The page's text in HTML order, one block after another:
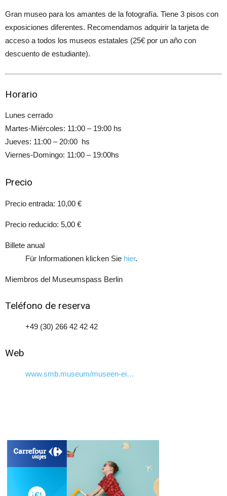
Gran museo para los amantes de la fotografía. Tiene 3 pisos con
exposiciones diferentes. Recomendamos adquirir la tarjeta de
acceso a todos los museos estatales (25€ por un año con
descuento de estudiante).
Horario
Lunes cerrado
Martes-Miércoles: 11:00 – 19:00 hs
Jueves: 11:00 – 20:00 hs
Viernes-Domingo: 11:00 – 19:00hs
Precio
Precio entrada: 10,00 €
Precio reducido: 5,00 €
Billete anual
Für Informationen klicken Sie hier.
Miembros del Museumspass Berlin
Teléfono de reserva
+49 (30) 266 42 42 42
Web
www.smb.museum/museen-ei…